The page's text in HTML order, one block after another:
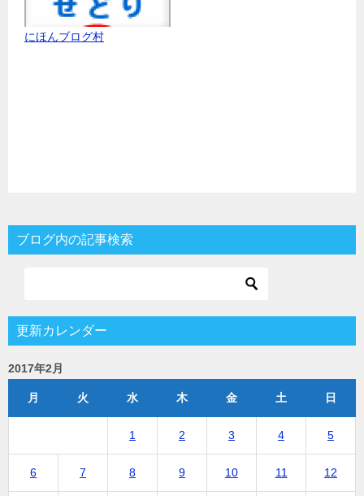
にほんブログ村
ブログ内の記事検索
更新カレンダー
2017年2月
月 火 水 木 金 土 日
1 2 3 4 5
6 7 8 9 10 11 12